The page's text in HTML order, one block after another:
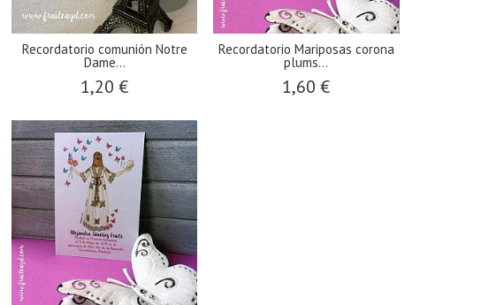
Recordatorio comunión Notre
Dame...
1,20 €
Recordatorio Mariposas corona
plums...
1,60 €